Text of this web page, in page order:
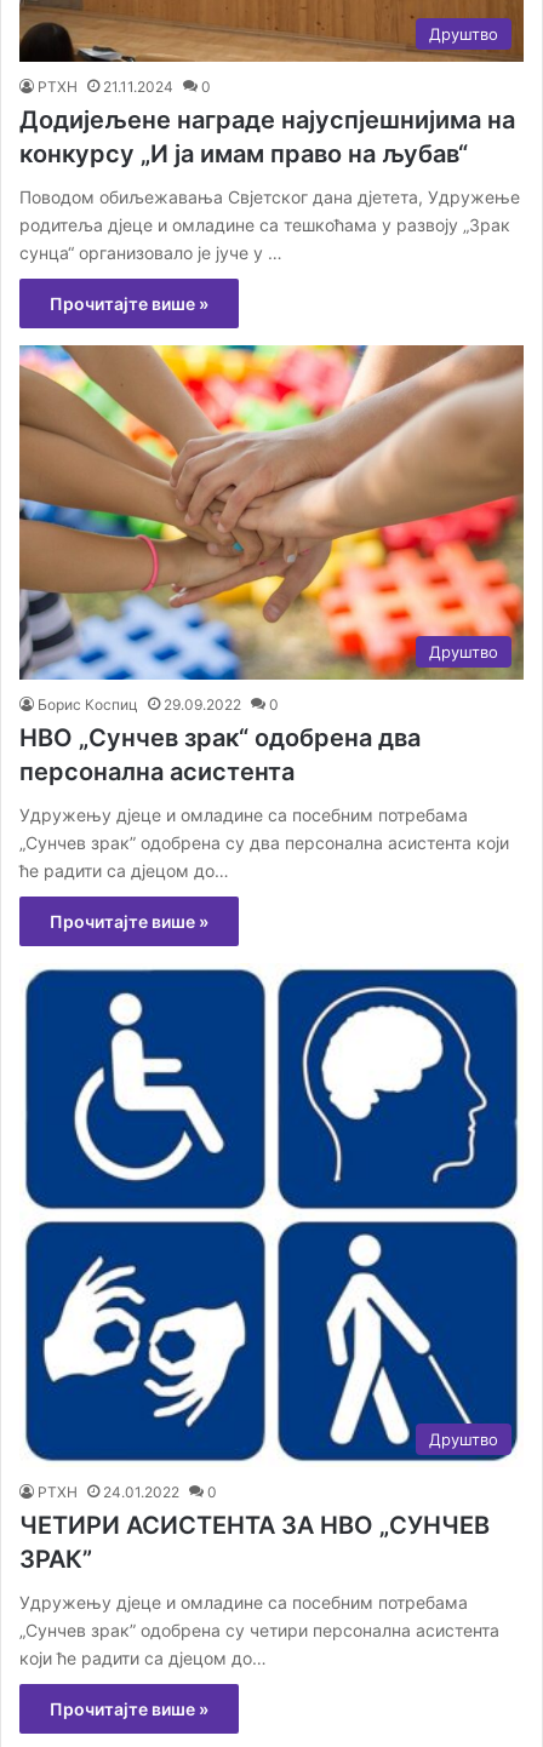
Друштво
РТХН 21.11.2024 0
Додијељене награде најуспјешнијима на
конкурсу „И ја имам пра­во на љу­бав“
По­во­дом оби­ље­жа­ва­ња Свјет­ског да­на дје­те­та, Удру­же­ње
ро­ди­те­ља дје­це и омла­ди­не са те­шко­ћа­ма у ра­зво­ју „Зрак
сун­ца“ ор­га­ни­зо­ва­ло је ју­че у …
Прочитајте више »
Друштво
Борис Коспиц 29.09.2022 0
НВО „Сунчев зрак“ одобрена два
персонална асистента
Удружењу дјеце и омладине са посебним потребама
„Сунчев зрак” одобрена су два персонална асистента који
ће радити са дјецом до…
Прочитајте више »
Друштво
РТХН 24.01.2022 0
ЧЕТИРИ АСИСТЕНТА ЗА НВО „СУНЧЕВ
ЗРАК”
Удружењу дјеце и омладине са посебним потребама
„Сунчев зрак” одобрена су четири персонална асистента
који ће радити са дјецом до…
Прочитајте више »